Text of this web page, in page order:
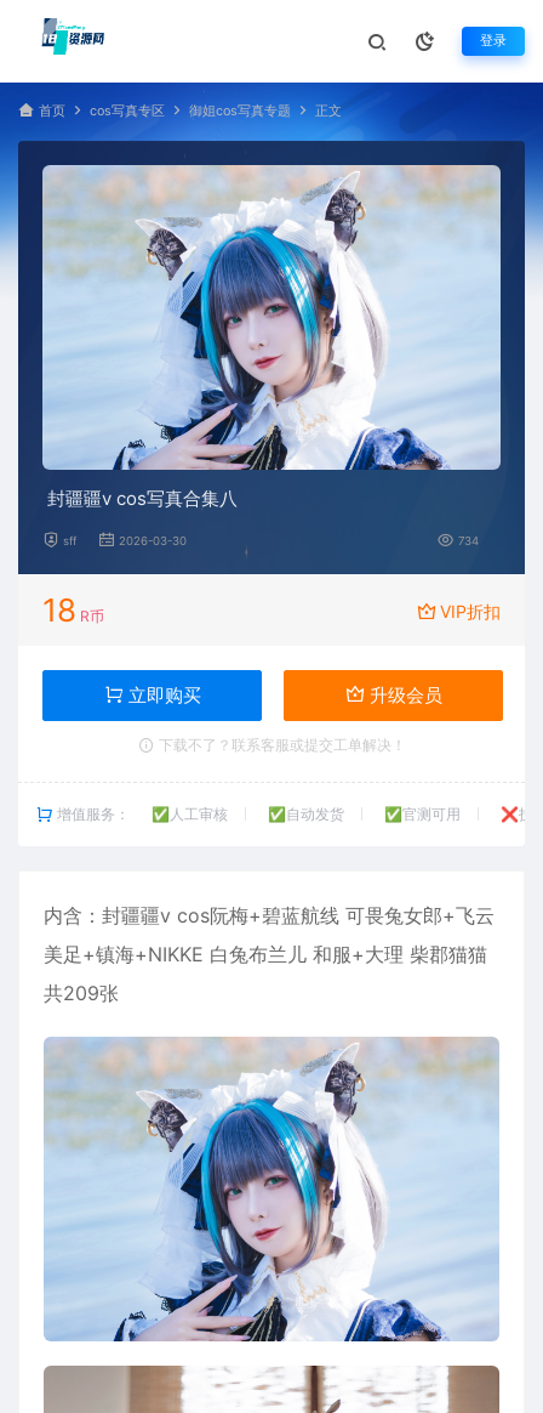
登录
首页 cos写真专区 御姐cos写真专题 正文
封疆疆v cos写真合集八
sff 2026-03-30 734
18 R币 VIP折扣
立即购买 升级会员
下载不了？联系客服或提交工单解决！
增值服务： ✅人工审核 ✅自动发货 ✅官测可用 ❌技
内含： 封疆疆v cos阮梅+碧蓝航线 可畏兔女郎+飞云
美足+镇海+NIKKE 白兔布兰儿 和服+大理 柴郡猫猫
共209张